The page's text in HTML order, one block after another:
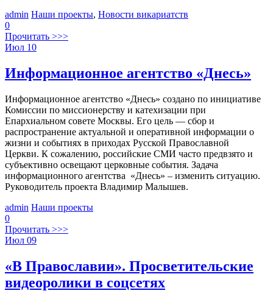
admin Наши проекты, Новости викариатств
0
Прочитать >>>
Июл 10
Информационное агентство «Днесь»
Информационное агентство «Днесь» создано по инициативе
Комиссии по миссионерству и катехизации при
Епархиальном совете Москвы. Его цель — сбор и
распространение актуальной и оперативной информации о
жизни и событиях в приходах Русской Православной
Церкви. К сожалению, российские СМИ часто предвзято и
субъективно освещают церковные события. Задача
информационного агентства «Днесь» – изменить ситуацию.
Руководитель проекта Владимир Малышев.
admin Наши проекты
0
Прочитать >>>
Июл 09
«В Православии». Просветительские
видеоролики в соцсетях